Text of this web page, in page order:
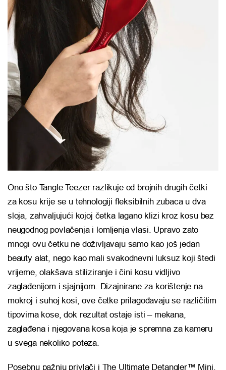
Ono što Tangle Teezer razlikuje od brojnih drugih četki
za kosu krije se u tehnologiji fleksibilnih zubaca u dva
sloja, zahvaljujući kojoj četka lagano klizi kroz kosu bez
neugodnog povlačenja i lomljenja vlasi. Upravo zato
mnogi ovu četku ne doživljavaju samo kao još jedan
beauty alat, nego kao mali svakodnevni luksuz koji štedi
vrijeme, olakšava stiliziranje i čini kosu vidljivo
zaglađenijom i sjajnijom. Dizajnirane za korištenje na
mokroj i suhoj kosi, ove četke prilagođavaju se različitim
tipovima kose, dok rezultat ostaje isti – mekana,
zaglađena i njegovana kosa koja je spremna za kameru
u svega nekoliko poteza.
Posebnu pažnju privlači i The Ultimate Detangler™ Mini,